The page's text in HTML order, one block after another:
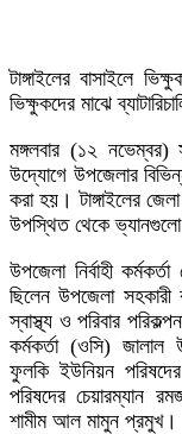
টাঙ্গাইলের বাসাইলে
ভিক্ষুকদের মাঝে
মঙ্গলবার (১২ নভেম্বর)
উদ্যোগে উপজেলার
করা হয়। টাঙ্গাইলের
উপস্থিত থেকে
উপজেলা নির্বাহী
ছিলেন উপজেলা সহকারী
স্বাস্থ্য ও পরিবার
কর্মকর্তা (ওসি) জালাল
ফুলকি ইউনিয়ন
পরিষদের চেয়ারম্যান
শামীম আল মামুন প্রমুখ।